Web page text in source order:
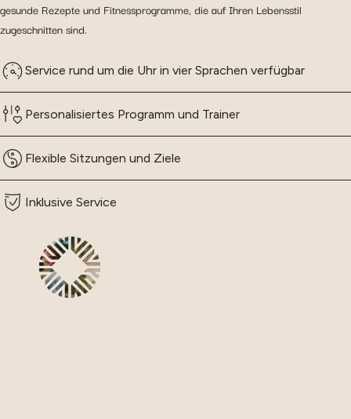
Service rund um die Uhr in vier Sprachen verfügbar
Personalisiertes Programm und Trainer
Flexible Sitzungen und Ziele
Inklusive Service
gesunde Rezepte und Fitnessprogramme, die auf Ihren Lebensstil
zugeschnitten sind.